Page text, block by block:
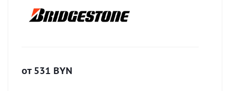
от 531 BYN